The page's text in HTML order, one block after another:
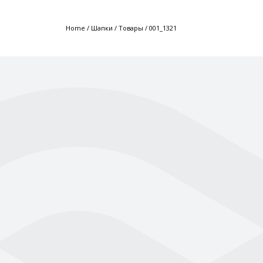
Home / Шапки / Товары / 001_1321